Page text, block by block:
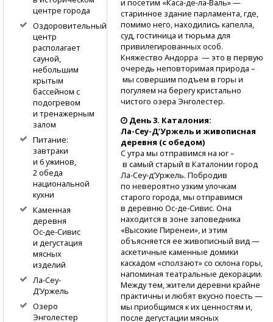
и посетим «Каса-де-ла-Валь»—
старинное здание парламента, где,
помимо него, находились капелла,
суд, гостиница и тюрьма для
привилегированных особ.
Княжество Андорра — это в первую
очередь неповторимая природа –
мы совершим подъем в горы и
погуляем на берегу кристально
чистого озера Энголестер.
День 3. Каталония:
Ла-Сеу-Д’Уржельи живописная
деревня (с обедом)
С утра мы отправимся на юг –
в самый старый в Каталонии город
Ла-Сеу-д’Уржель. Побродив
по невероятно узким улочкам
старого города, мы отправимся
в деревню Ос-де-Сивис. Она
находится в зоне заповедника
«Высокие Пиренеи», и этим
объясняется ее живописный вид —
аскетичные каменные домики
каскадом «сползают» со склона горы,
напоминая театральные декорации.
Между тем, жители деревни крайне
практичны и любят вкусно поесть —
мы приобщимся к их ценностям и,
после дегустации мясных
центре города
Оздоровительный
центр
располагает
сауной,
небольшим
крытым
бассейном с
подогревом
и тренажерным
залом
Питание:
завтраки
и 6 ужинов,
2 обеда
национальной
кухни
Каменная
деревня
Ос-де-Сивис
и дегустация
мясных
изделий
Ла-Сеу-
Д’Уржель
Озеро
Энголестер